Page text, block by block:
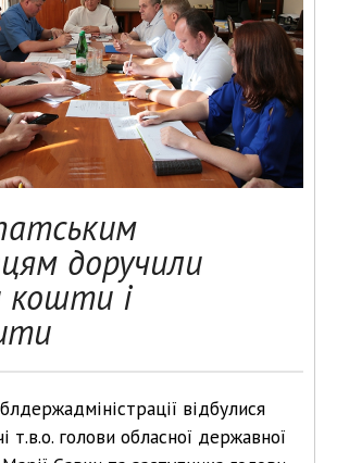
доручили
і
відбулися
т.в.о. голови обласної державної